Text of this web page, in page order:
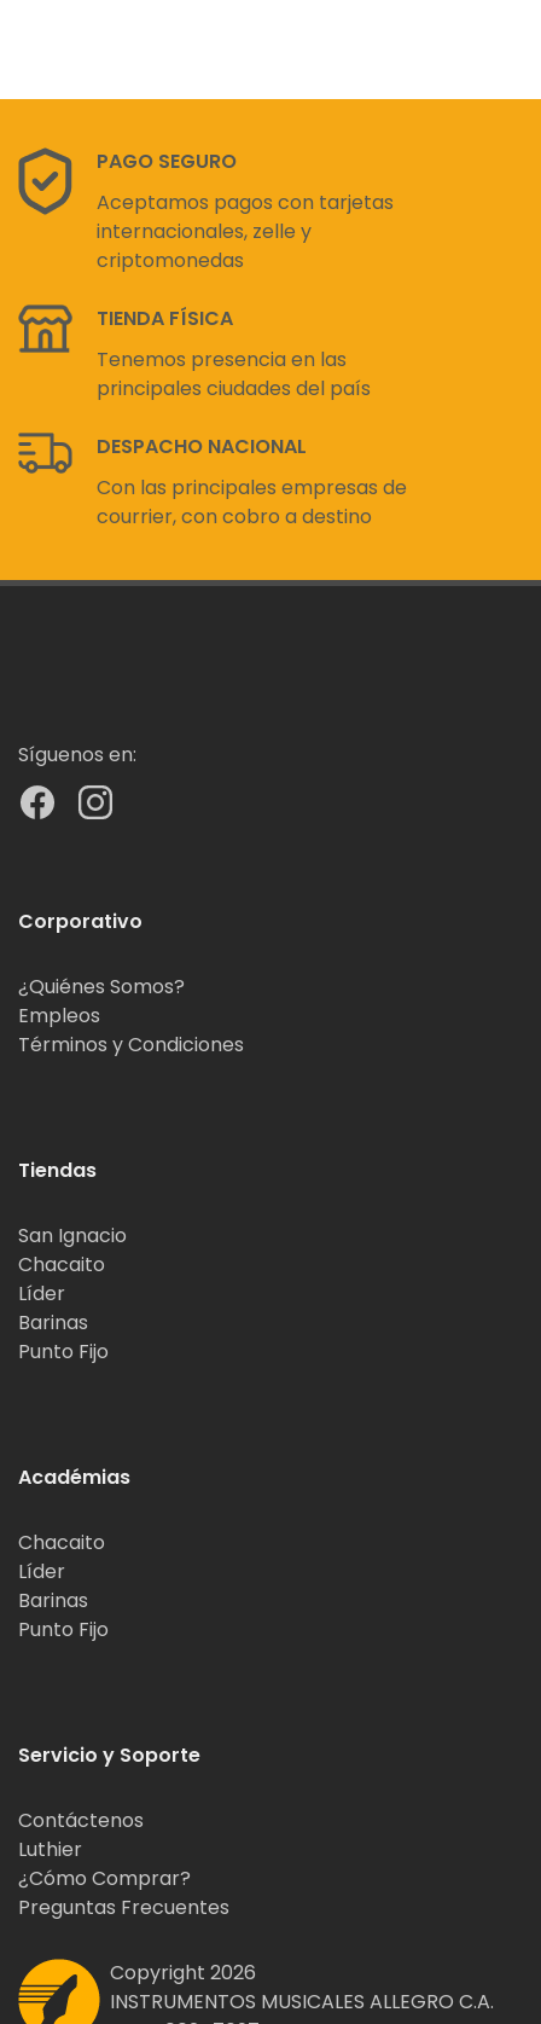
PAGO SEGURO
Aceptamos pagos con tarjetas
internacionales, zelle y
criptomonedas
TIENDA FÍSICA
Tenemos presencia en las
principales ciudades del país
DESPACHO NACIONAL
Con las principales empresas de
courrier, con cobro a destino
Síguenos en:
Corporativo
¿Quiénes Somos?
Empleos
Términos y Condiciones
Tiendas
San Ignacio
Chacaito
Líder
Barinas
Punto Fijo
Académias
Chacaito
Líder
Barinas
Punto Fijo
Servicio y Soporte
Contáctenos
Luthier
¿Cómo Comprar?
Preguntas Frecuentes
Copyright 2026
INSTRUMENTOS MUSICALES ALLEGRO C.A.